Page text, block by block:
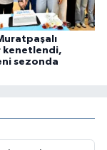
kenetlendi,
sezonda